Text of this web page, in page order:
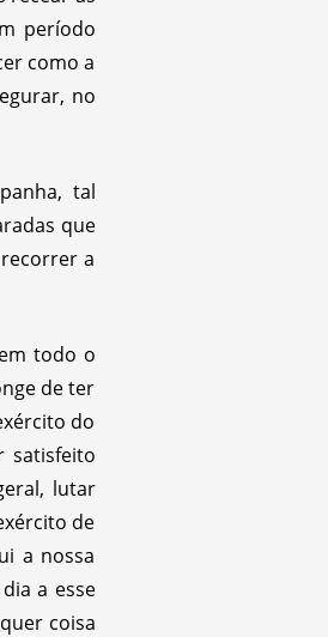
período
como a
no
tal
que
a
todo o
de ter
do
satisfeito
lutar
de
a nossa
a esse
coisa